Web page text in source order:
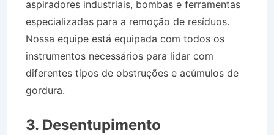
aspiradores industriais, bombas e ferramentas
especializadas para a remoção de resíduos.
Nossa equipe está equipada com todos os
instrumentos necessários para lidar com
diferentes tipos de obstruções e acúmulos de
gordura.
3. Desentupimento